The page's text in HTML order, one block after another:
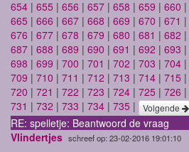
654 | 655 | 656 | 657 | 658 | 659 | 660 |
665 | 666 | 667 | 668 | 669 | 670 | 671 |
676 | 677 | 678 | 679 | 680 | 681 | 682 |
687 | 688 | 689 | 690 | 691 | 692 | 693 |
698 | 699 | 700 | 701 | 702 | 703 | 704 |
709 | 710 | 711 | 712 | 713 | 714 | 715 |
720 | 721 | 722 | 723 | 724 | 725 | 726 |
731 | 732 | 733 | 734 | 735 | Volgende
RE: spelletje: Beantwoord de vraag
Vlindertjes schreef op: 23-02-2016 19:01:10